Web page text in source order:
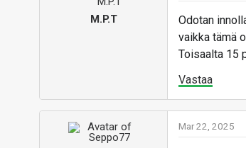
M.P.T
Odotan
vaikka tämä
Toisaalta 15
Vastaa
Mar 22, 2025